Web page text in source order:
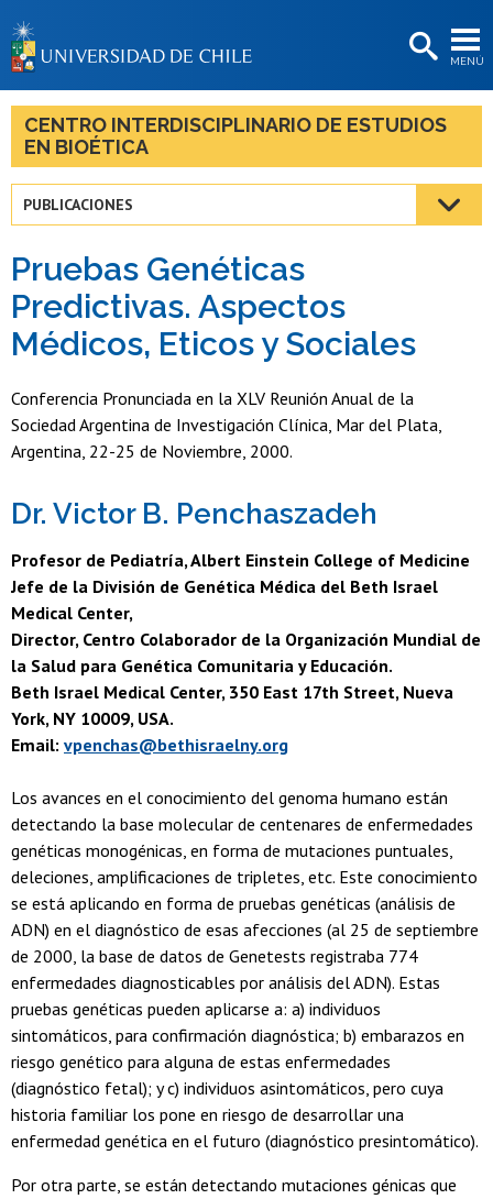
MENÚ
BIBLIOTECAS
LA UNIVERSIDAD
Funcionarias/os
Egresadas/os
CENTRO INTERDISCIPLINARIO DE ESTUDIOS
EN BIOÉTICA
PUBLICACIONES
Pruebas Genéticas
Predictivas. Aspectos
Médicos, Eticos y Sociales
Conferencia Pronunciada en la XLV Reunión Anual de la
Sociedad Argentina de Investigación Clínica, Mar del Plata,
Argentina, 22-25 de Noviembre, 2000.
Dr. Victor B. Penchaszadeh
Profesor de Pediatría, Albert Einstein College of Medicine
Jefe de la División de Genética Médica del Beth Israel
Medical Center,
Director, Centro Colaborador de la Organización Mundial de
la Salud para Genética Comunitaria y Educación.
Beth Israel Medical Center, 350 East 17th Street, Nueva
York, NY 10009, USA.
Email: vpenchas@bethisraelny.org
Los avances en el conocimiento del genoma humano están
detectando la base molecular de centenares de enfermedades
genéticas monogénicas, en forma de mutaciones puntuales,
deleciones, amplificaciones de tripletes, etc. Este conocimiento
se está aplicando en forma de pruebas genéticas (análisis de
ADN) en el diagnóstico de esas afecciones (al 25 de septiembre
de 2000, la base de datos de Genetests registraba 774
enfermedades diagnosticables por análisis del ADN). Estas
pruebas genéticas pueden aplicarse a: a) individuos
sintomáticos, para confirmación diagnóstica; b) embarazos en
riesgo genético para alguna de estas enfermedades
(diagnóstico fetal); y c) individuos asintomáticos, pero cuya
historia familiar los pone en riesgo de desarrollar una
enfermedad genética en el futuro (diagnóstico presintomático).
Por otra parte, se están detectando mutaciones génicas que